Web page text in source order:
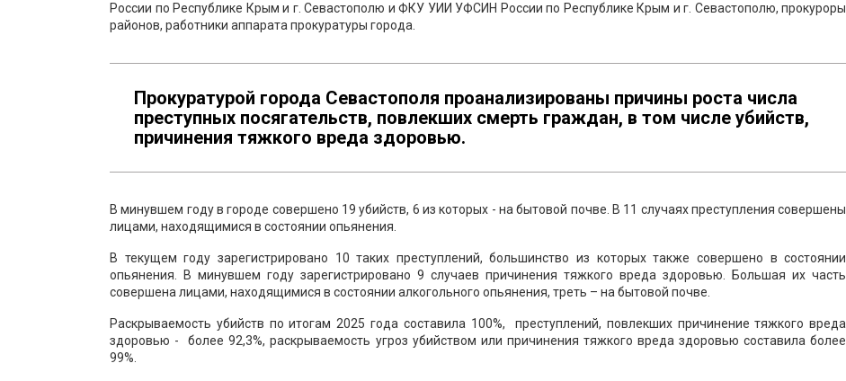
России по Республике Крым и г. Севастополю и ФКУ УИИ УФСИН России по Республике Крым и г. Севастополю, прокуроры
районов, работники аппарата прокуратуры города.
Прокуратурой города Севастополя проанализированы причины роста числа
преступных посягательств, повлекших смерть граждан, в том числе убийств,
причинения тяжкого вреда здоровью.
В минувшем году в городе совершено 19 убийств, 6 из которых - на бытовой почве. В 11 случаях преступления совершены
лицами, находящимися в состоянии опьянения.
В текущем году зарегистрировано 10 таких преступлений, большинство из которых также совершено в состоянии
опьянения. В минувшем году зарегистрировано 9 случаев причинения тяжкого вреда здоровью. Большая их часть
совершена лицами, находящимися в состоянии алкогольного опьянения, треть – на бытовой почве.
Раскрываемость убийств по итогам 2025 года составила 100%, преступлений, повлекших причинение тяжкого вреда
здоровью - более 92,3%, раскрываемость угроз убийством или причинения тяжкого вреда здоровью составила более
99%.